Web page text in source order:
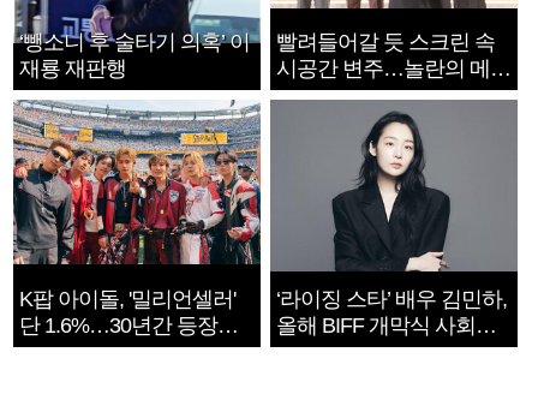
‘뺑소니 후 술타기 의혹’ 이
재룡 재판행
빨려들어갈 듯 스크린 속
시공간 변주…놀란의 메시
지는 ‘전쟁 속죄’
K팝 아이돌, '밀리언셀러'
단 1.6%…30년간 등장
1182개팀 전수조사
‘라이징 스타’ 배우 김민하,
올해 BIFF 개막식 사회자
확정